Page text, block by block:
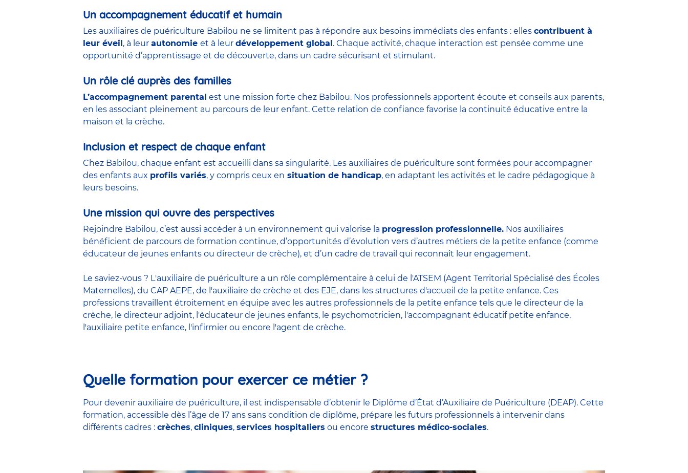
Un accompagnement éducatif et humain
Les auxiliaires de puériculture Babilou ne se limitent pas à répondre aux besoins immédiats des enfants : elles contribuent à
leur éveil, à leur autonomie et à leur développement global. Chaque activité, chaque interaction est pensée comme une
opportunité d’apprentissage et de découverte, dans un cadre sécurisant et stimulant.
Un rôle clé auprès des familles
L’accompagnement parental est une mission forte chez Babilou. Nos professionnels apportent écoute et conseils aux parents,
en les associant pleinement au parcours de leur enfant. Cette relation de confiance favorise la continuité éducative entre la
maison et la crèche.
Inclusion et respect de chaque enfant
Chez Babilou, chaque enfant est accueilli dans sa singularité. Les auxiliaires de puériculture sont formées pour accompagner
des enfants aux profils variés, y compris ceux en situation de handicap, en adaptant les activités et le cadre pédagogique à
leurs besoins.
Une mission qui ouvre des perspectives
Rejoindre Babilou, c’est aussi accéder à un environnement qui valorise la progression professionnelle. Nos auxiliaires
bénéficient de parcours de formation continue, d’opportunités d’évolution vers d’autres métiers de la petite enfance (comme
éducateur de jeunes enfants ou directeur de crèche), et d’un cadre de travail qui reconnaît leur engagement.
Le saviez-vous ? L'auxiliaire de puériculture a un rôle complémentaire à celui de l'ATSEM (Agent Territorial Spécialisé des Écoles
Maternelles), du CAP AEPE, de l'auxiliaire de crèche et des EJE, dans les structures d'accueil de la petite enfance. Ces
professions travaillent étroitement en équipe avec les autres professionnels de la petite enfance tels que le directeur de la
crèche, le directeur adjoint, l'éducateur de jeunes enfants, le psychomotricien, l'accompagnant éducatif petite enfance,
l'auxiliaire petite enfance, l'infirmier ou encore l'agent de crèche.
Quelle formation pour exercer ce métier ?
Pour devenir auxiliaire de puériculture, il est indispensable d’obtenir le Diplôme d’État d’Auxiliaire de Puériculture (DEAP). Cette
formation, accessible dès l’âge de 17 ans sans condition de diplôme, prépare les futurs professionnels à intervenir dans
différents cadres : crèches, cliniques, services hospitaliers ou encore structures médico-sociales.